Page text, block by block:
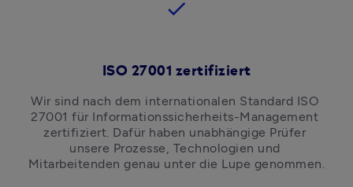
check
ISO 27001 zertifiziert
Wir sind nach dem internationalen Standard ISO
27001 für Informationssicherheits-Management
zertifiziert. Dafür haben unabhängige Prüfer
unsere Prozesse, Technologien und
Mitarbeitenden genau unter die Lupe genommen.